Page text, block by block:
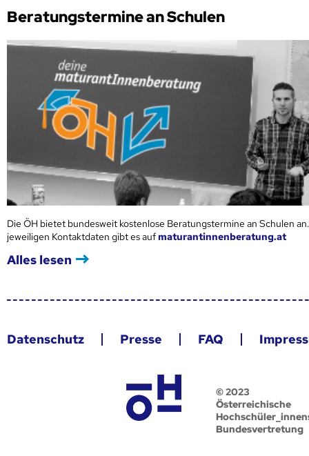
Beratungstermine an Schulen
Die ÖH bietet bundesweit kostenlose Beratungstermine an Schulen
jeweiligen Kontaktdaten gibt es aufmaturantinnenberatung.at
Alles lesen
Datenschutz Presse FAQ
© 2023
Österreichische
Bundesvertretung